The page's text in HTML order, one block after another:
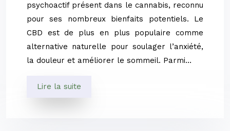
psychoactif présent dans le cannabis, reconnu
pour ses nombreux bienfaits potentiels. Le
CBD est de plus en plus populaire comme
alternative naturelle pour soulager l’anxiété,
la douleur et améliorer le sommeil. Parmi…
Lire la suite